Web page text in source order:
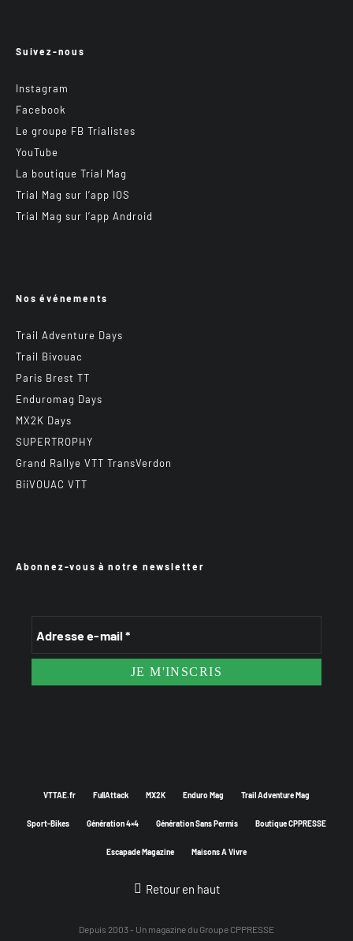
Suivez-nous
Instagram
Facebook
Le groupe FB Trialistes
YouTube
La boutique Trial Mag
Trial Mag sur l’app IOS
Trial Mag sur l’app Android
Nos événements
Trail Adventure Days
Trail Bivouac
Paris Brest TT
Enduromag Days
MX2K Days
SUPERTROPHY
Grand Rallye VTT TransVerdon
BiiVOUAC VTT
Abonnez-vous à notre newsletter
VTTAE.fr FullAttack MX2K Enduro Mag Trail Adventure Mag
Sport-Bikes Génération 4×4 Génération Sans Permis Boutique CPPRESSE
Escapade Magazine Maisons A Vivre
Retour en haut
Depuis 2003 - Un magazine du Groupe CPPRESSE